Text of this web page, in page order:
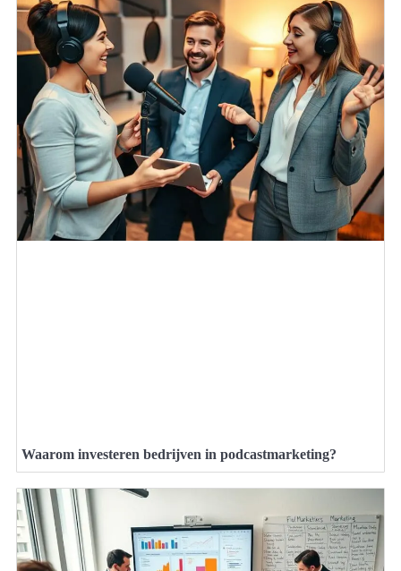
Waarom investeren bedrijven in podcastmarketing?